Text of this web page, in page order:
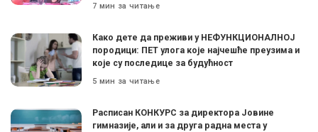
7 мин за читање
Како дете да преживи у НЕФУНКЦИОНАЛНОЈ
породици: ПЕТ улога које најчешће преузима и
које су последице за будућност
5 мин за читање
Расписан КОНКУРС за директора Јовине
гимназије, али и за друга радна места у